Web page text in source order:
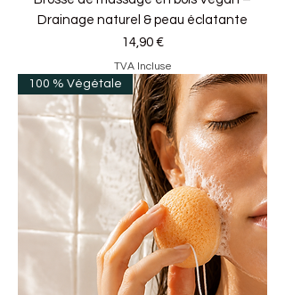
Drainage naturel & peau éclatante
Prix
14,90 €
TVA Incluse
100 % Végétale